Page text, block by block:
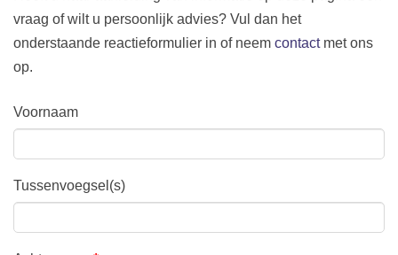
vraag of wilt u persoonlijk advies? Vul dan het
onderstaande reactieformulier in of neem contactmet ons
op.
Voornaam
Tussenvoegsel(s)